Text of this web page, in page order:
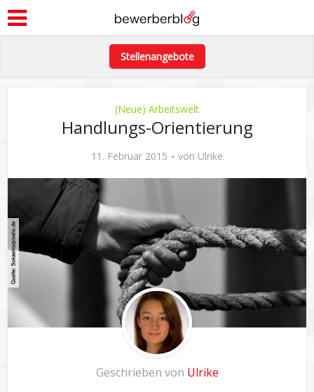
Stellenangebote
(Neue) Arbeitswelt
Handlungs-Orientierung
11. Februar 2015 von Ulrike
Geschrieben von Ulrike